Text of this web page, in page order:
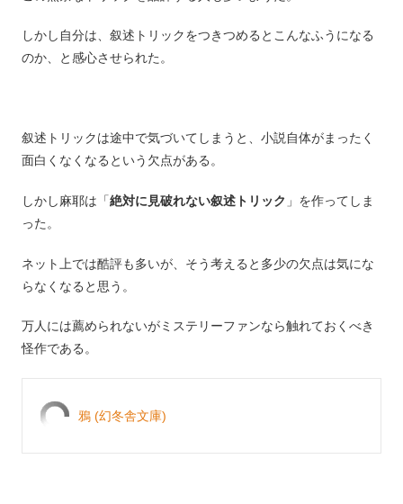
しかし自分は、叙述トリックをつきつめるとこんなふうになる
のか、と感心させられた。
叙述トリックは途中で気づいてしまうと、小説自体がまったく
面白くなくなるという欠点がある。
しかし麻耶は「絶対に見破れない叙述トリック 」を作ってしま
った。
ネット上では酷評も多いが、そう考えると多少の欠点は気にな
らなくなると思う。
万人には薦められないがミステリーファンなら触れておくべき
怪作である。
鴉 (幻冬舎文庫)